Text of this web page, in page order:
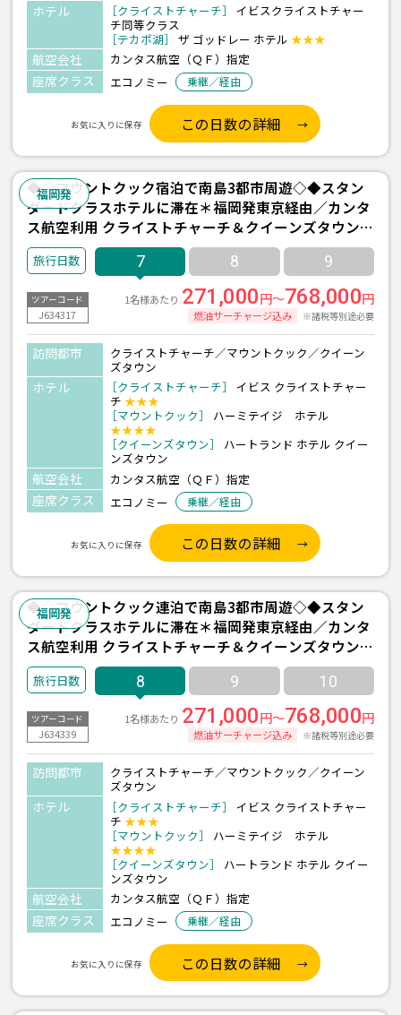
ホテル ［クライストチャーチ］
イビスクライストチャー
チ同等クラス
［テカポ湖］
ザ ゴッドレー ホテル ★★★
航空会社 カンタス航空（ＱＦ）指定
座席クラス エコノミー 乗継／経由
お気に入りに保存 この日数の詳細
福岡発
◆◇マウントクック宿泊で南島3都市周遊◇◆スタン
ダードクラスホテルに滞在＊福岡発東京経由／カンタ
ス航空利用 クライストチャーチ＆クイーンズタウン7
日間
7 8 9
ツアーコード
J634317
1名様あたり 271,000円～768,000円
燃油サーチャージ込み ※諸税等別途必要
訪問都市
クライストチャーチ／マウントクック／クイーン
ズタウン
ホテル ［クライストチャーチ］
イビス クライストチャー
チ ★★★
［マウントクック］
ハーミテイジ ホテル
★★★★
［クイーンズタウン］
ハートランド ホテル クイー
ンズタウン
航空会社 カンタス航空（ＱＦ）指定
座席クラス エコノミー 乗継／経由
お気に入りに保存 この日数の詳細
福岡発
◆◇マウントクック連泊で南島3都市周遊◇◆スタン
ダードクラスホテルに滞在＊福岡発東京経由／カンタ
ス航空利用 クライストチャーチ＆クイーンズタウン8
日間
8 9 10
ツアーコード
J634339
1名様あたり 271,000円～768,000円
燃油サーチャージ込み ※諸税等別途必要
訪問都市
クライストチャーチ／マウントクック／クイーン
ズタウン
ホテル ［クライストチャーチ］
イビス クライストチャー
チ ★★★
［マウントクック］
ハーミテイジ ホテル
★★★★
［クイーンズタウン］
ハートランド ホテル クイー
ンズタウン
航空会社 カンタス航空（ＱＦ）指定
座席クラス エコノミー 乗継／経由
お気に入りに保存 この日数の詳細